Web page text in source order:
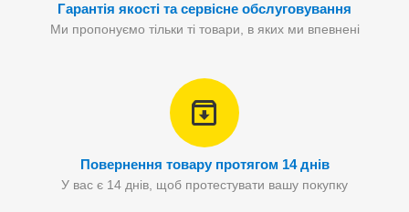
Гарантія якості та сервісне обслуговування
Ми пропонуємо тільки ті товари, в яких ми впевнені
Повернення товару протягом 14 днів
У вас є 14 днів, щоб протестувати вашу покупку